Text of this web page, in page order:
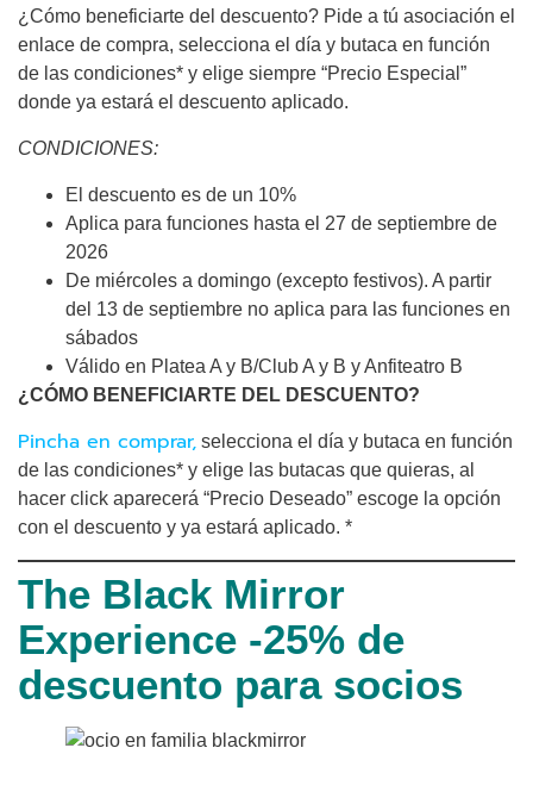
¿Cómo beneficiarte del descuento? Pide a tú asociación el
enlace de compra, selecciona el día y butaca en función
de las condiciones* y elige siempre “Precio Especial”
donde ya estará el descuento aplicado.
CONDICIONES:
El descuento es de un 10%
Aplica para funciones hasta el 27 de septiembre de
2026
De miércoles a domingo (excepto festivos). A partir
del 13 de septiembre no aplica para las funciones en
sábados
Válido en Platea A y B/Club A y B y Anfiteatro B
¿CÓMO BENEFICIARTE DEL DESCUENTO?
Pincha en comprar, selecciona el día y butaca en función
de las condiciones* y elige las butacas que quieras, al
hacer click aparecerá “Precio Deseado” escoge la opción
con el descuento y ya estará aplicado. *
The Black Mirror
Experience -25% de
descuento para socios